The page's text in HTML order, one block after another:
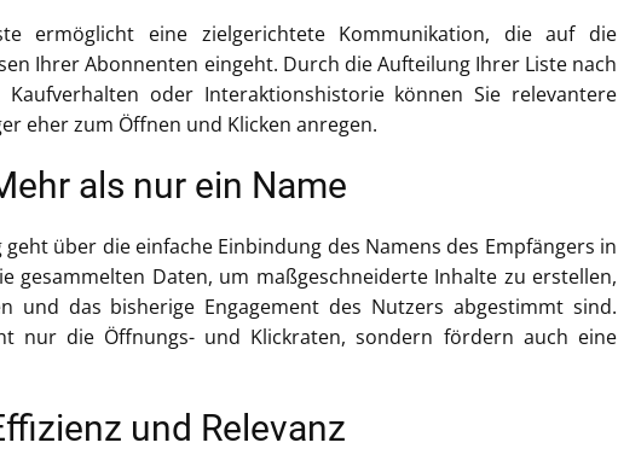
ermöglicht eine zielgerichtete Kommunikation, die auf die
Ihrer Abonnenten eingeht. Durch die Aufteilung Ihrer Liste nach
oder Interaktionshistorie können Sie relevantere
eher zum Öffnen und Klicken anregen.
als nur ein Name
über die einfache Einbindung des Namens des Empfängers in
gesammelten Daten, um maßgeschneiderte Inhalte zu erstellen,
und das bisherige Engagement des Nutzers abgestimmt sind.
nur die Öffnungs- und Klickraten, sondern fördern auch eine
und Relevanz